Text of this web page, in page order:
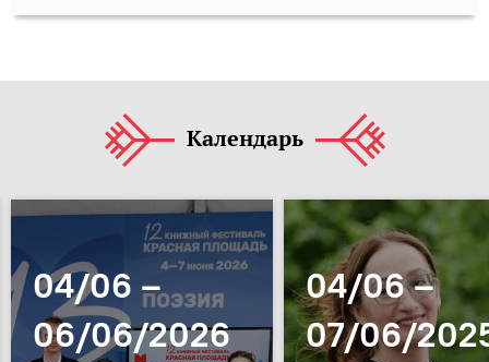
Календарь
04/06 –
06/06/2026
04/06 –
07/06/